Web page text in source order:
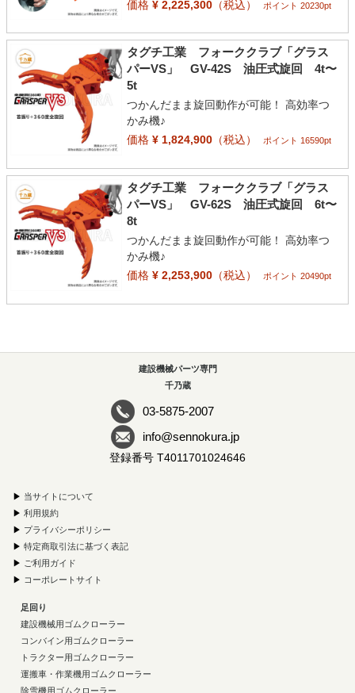
価格¥ 2,225,300（税込） ポイント 20230pt
タグチ工業 フォーククラブ「グラス
パーVS」 GV-42S 油圧式旋回 4t〜
5t
つかんだまま旋回動作が可能！ 高効率つ
かみ機♪
価格¥ 1,824,900（税込） ポイント 16590pt
タグチ工業 フォーククラブ「グラス
パーVS」 GV-62S 油圧式旋回 6t〜
8t
つかんだまま旋回動作が可能！ 高効率つ
かみ機♪
価格¥ 2,253,900（税込） ポイント 20490pt
建設機械パーツ専門
千乃蔵
03-5875-2007
info@sennokura.jp
登録番号 T4011701024646
▶ 当サイトについて
▶ 利用規約
▶ プライバシーポリシー
▶ 特定商取引法に基づく表記
▶ ご利用ガイド
▶ コーポレートサイト
足回り
建設機械用ゴムクローラー
コンバイン用ゴムクローラー
トラクター用ゴムクローラー
運搬車・作業機用ゴムクローラー
除雪機用ゴムクローラー